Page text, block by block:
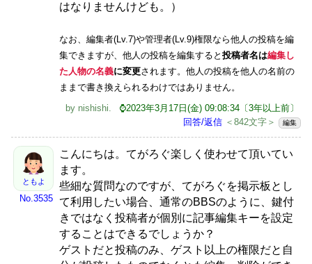
はなりませんけども。）
なお、編集者(Lv.7)や管理者(Lv.9)権限なら他人の投稿を編
集できますが、他人の投稿を編集すると 投稿者名は編集し
た人物の名義に変更されます。他人の投稿を他人の名前の
ままで書き換えられるわけではありません。
by nishishi
⌚2023年3月17日(金) 09:08:34〔3年以上前〕
回答/返信 ＜842文字＞ 編集
ともよ
No.3535
こんにちは。てがろぐ楽しく使わせて頂いてい
ます。
些細な質問なのですが、てがろぐを掲示板とし
て利用したい場合、通常のBBSのように、鍵付
きではなく投稿者が個別に記事編集キーを設定
することはできるでしょうか？
ゲストだと投稿のみ、ゲスト以上の権限だと自